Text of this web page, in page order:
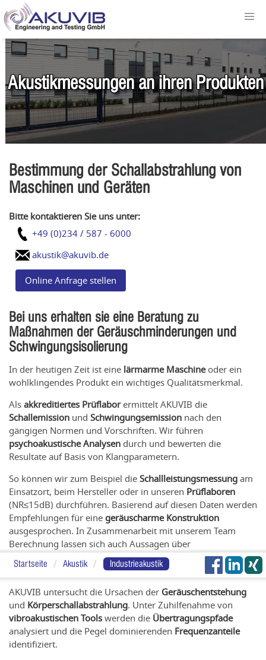
Akustikmessungen an ihren Produkten
Startseite Akustik Industrieakustik
Bestimmung der Schallabstrahlung von
Maschinen und Geräten
Bitte kontaktieren Sie uns unter:
+49 (0)234 / 587 - 6000
akustik@akuvib.de
Online Anfrage stellen
Bei uns erhalten sie eine Beratung zu
Maßnahmen der Geräuschminderungen und
Schwingungsisolierung
In der heutigen Zeit ist eine lärmarme Maschineoder ein
wohlklingendes Produkt ein wichtiges Qualitätsmerkmal.
Als akkreditiertes Prüflaborermittelt AKUVIB die
Schallemission und Schwingungsemission nach den
gängigen Normen und Vorschriften. Wir führen
psychoakustische Analysen durch und bewerten die
Resultate auf Basis von Klangparametern.
So können wir zum Beispiel die Schallleistungsmessung am
Einsatzort, beim Hersteller oder in unseren Prüflaboren
(NR≤15dB) durchführen. Basierend auf diesen Daten werden
Empfehlungen für eine geräuscharme Konstruktion
ausgesprochen. In Zusammenarbeit mit unserem Team
Berechnung lassen sich auch Aussagen über
Schwingungsformenund die Akustik bei veränderter
Konstruktion treffen.
AKUVIB untersucht die Ursachen der Geräuschentstehung
und Körperschallabstrahlung. Unter Zuhilfenahme von
vibroakustischen Tools werden die Übertragungspfade
analysiert und die Pegel dominierenden Frequenzanteile
identifiziert.